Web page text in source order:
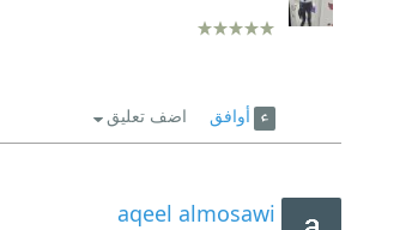
أوافق اضف تعليق
aqeel almosawi